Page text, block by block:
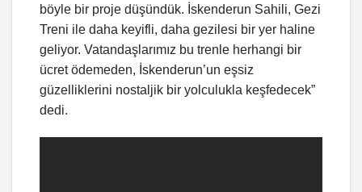
böyle bir proje düşündük. İskenderun Sahili, Gezi
Treni ile daha keyifli, daha gezilesi bir yer haline
geliyor. Vatandaşlarımız bu trenle herhangi bir
ücret ödemeden, İskenderun’un eşsiz
güzelliklerini nostaljik bir yolculukla keşfedecek”
dedi.